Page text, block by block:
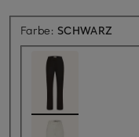
Farbe: SCHWARZ